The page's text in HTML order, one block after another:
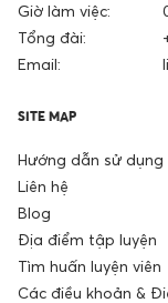
Giờ làm việc:
Tổng đài:
Email:
SITE MAP
Hướng dẫn sử dụng
Liên hệ
Blog
Địa điểm tập luyện
Tìm huấn luyện viên
Các điều khoản &